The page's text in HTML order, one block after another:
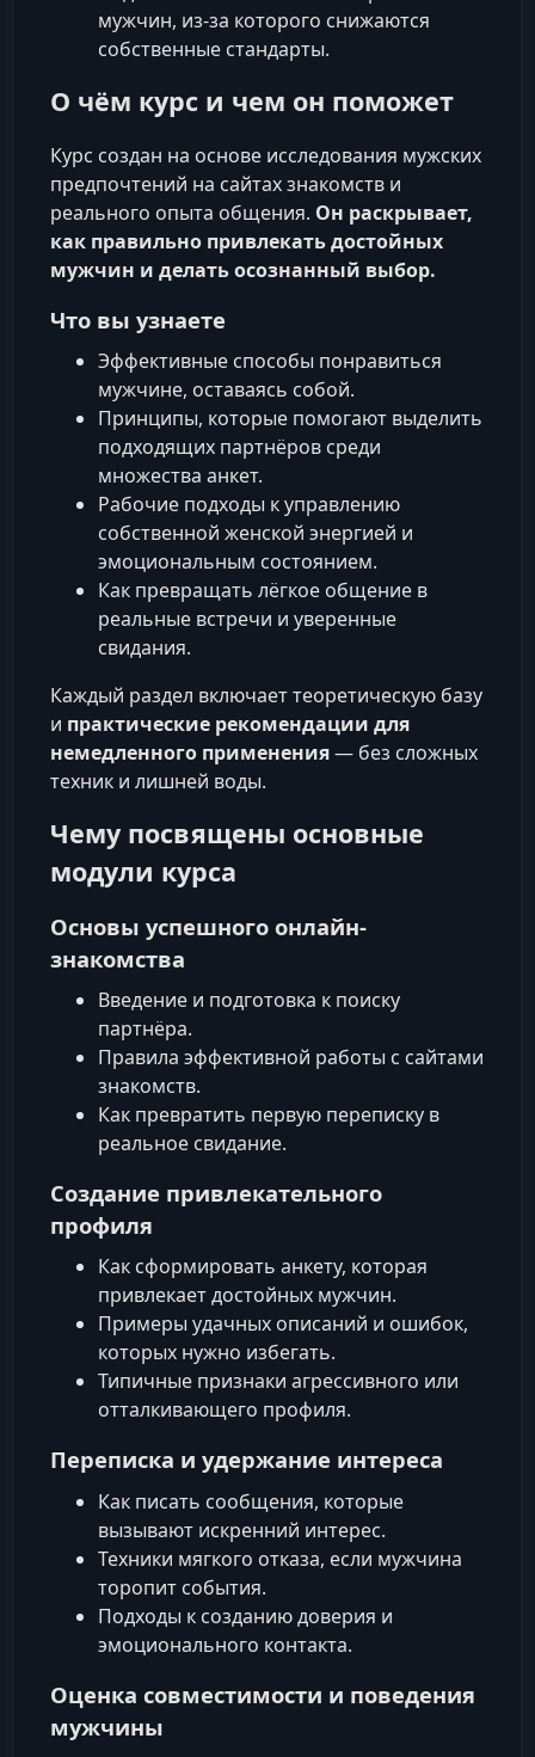
мужчин, из-за которого снижаются
собственные стандарты.
О чём курс и чем он поможет
Курс создан на основе исследования мужских
предпочтений на сайтах знакомств и
реального опыта общения. Он раскрывает,
как правильно привлекать достойных
мужчин и делать осознанный выбор.
Что вы узнаете
Эффективные способы понравиться
мужчине, оставаясь собой.
Принципы, которые помогают выделить
подходящих партнёров среди
множества анкет.
Рабочие подходы к управлению
собственной женской энергией и
эмоциональным состоянием.
Как превращать лёгкое общение в
реальные встречи и уверенные
свидания.
Каждый раздел включает теоретическую базу
и практические рекомендации для
немедленного применения— без сложных
техник и лишней воды.
Чему посвящены основные
модули курса
Основы успешного онлайн-
знакомства
Введение и подготовка к поиску
партнёра.
Правила эффективной работы с сайтами
знакомств.
Как превратить первую переписку в
реальное свидание.
Создание привлекательного
профиля
Как сформировать анкету, которая
привлекает достойных мужчин.
Примеры удачных описаний и ошибок,
которых нужно избегать.
Типичные признаки агрессивного или
отталкивающего профиля.
Переписка и удержание интереса
Как писать сообщения, которые
вызывают искренний интерес.
Техники мягкого отказа, если мужчина
торопит события.
Подходы к созданию доверия и
эмоционального контакта.
Оценка совместимости и поведения
мужчины